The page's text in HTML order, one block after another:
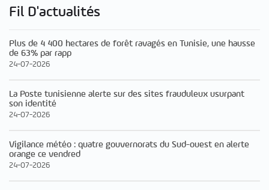
Fil D'actualités
Plus de 4 400 hectares de forêt ravagés en Tunisie, une hausse
de 63% par rapp
24-07-2026
La Poste tunisienne alerte sur des sites frauduleux usurpant
son identité
24-07-2026
Vigilance météo : quatre gouvernorats du Sud-ouest en alerte
orange ce vendred
24-07-2026